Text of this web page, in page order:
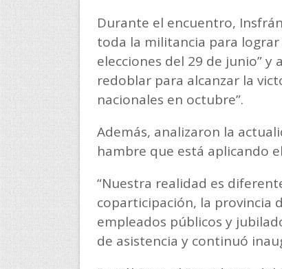
Durante el encuentro,
toda la militancia para
elecciones del 29 de junio” y
redoblar para alcanzar la
nacionales en octubre”.
Además, analizaron la
hambre que está aplicando
“Nuestra realidad es
coparticipación, la provincia
empleados públicos y
de asistencia y continuó